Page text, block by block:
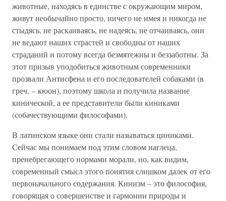
животные, находясь в единстве с окружающим миром,
живут необычайно просто, ничего не имея и никогда не
стыдясь, не раскаиваясь, не надеясь, не отчаиваясь, они
не ведают наших страстей и свободны от наших
страданий и потому всегда безмятежны и беззаботны. За
этот призыв уподобиться животным современники
прозвали Антисфена и его последователей собаками (в
греч. – кюон), поэтому школа и получила название
кинической, а ее представители были киниками
(собачествующими философами).
В латинском языке они стали называться циниками.
Сейчас мы понимаем под этим словом наглеца,
пренебрегающего нормами морали, но, как видим,
современный смысл этого понятия слишком далек от его
первоначального содержания. Кинизм – это философия,
говорящая о совершенстве и гармонии природы и